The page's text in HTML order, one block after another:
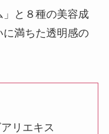
と８種の美容成
満ちた透明感の
リエキス